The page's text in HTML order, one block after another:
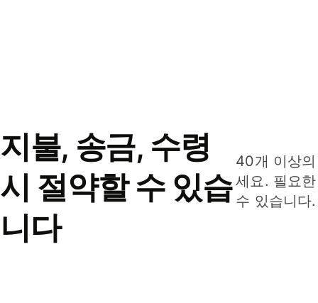
지불, 송금, 수령
시 절약할 수 있습
니다
40개 이상
세요. 필요
수 있습니다.